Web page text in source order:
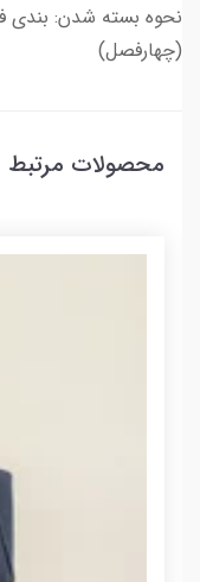
نحوه بسته شدن: بندی
(چهارفصل)
محصولات مرتبط